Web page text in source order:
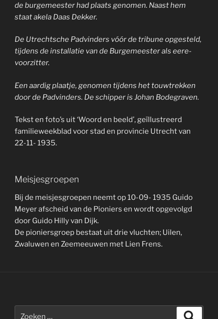
de burgemeester had plaats genomen. Naast hem
staat akela Daas Dekker.
De Utrechtsche Padvinders vóór de tribune opgesteld,
tijdens de installatie van de Burgemeester als eere-
voorzitter.
Een aardig plaatje, genomen tijdens het touwtrekken
door de Padvinders. De schipper is Johan Bodegraven.
Tekst en foto’s uit ‘Woord en beeld’, geïllustreerd
familieweekblad voor stad en provincie Utrecht van
22-11- 1935.
Meisjesgroepen
Bij de meisjesgroepen neemt op 10-09- 1935 Guido
Meyer afscheid van de Pioniers en wordt opgevolgd
door Guido Hilly van Dijk.
De pioniersgroep bestaat uit drie vluchten; Uilen,
Zwaluwen en Zeemeeuwen met Lien Frens.